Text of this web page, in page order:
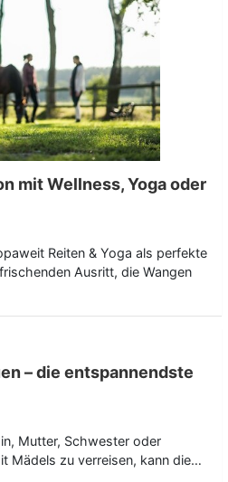
mit Wellness, Yoga oder
Reiten & Yoga als perfekte
Ausritt, die Wangen
– die entspannendste
Mutter, Schwester oder
Mädels zu verreisen, kann die…